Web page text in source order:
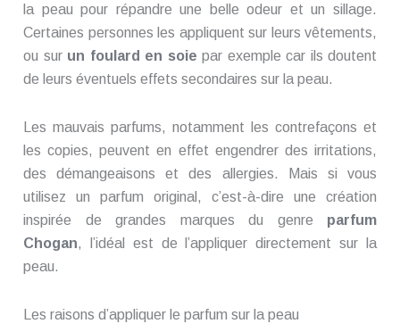
la peau pour répandre une belle odeur et un sillage.
Certaines personnes les appliquent sur leurs vêtements,
ou sur un foulard en soie par exemple car ils doutent
de leurs éventuels effets secondaires sur la peau.
Les mauvais parfums, notamment les contrefaçons et
les copies, peuvent en effet engendrer des irritations,
des démangeaisons et des allergies. Mais si vous
utilisez un parfum original, c’est-à-dire une création
inspirée de grandes marques du genre parfum
Chogan, l’idéal est de l’appliquer directement sur la
peau.
Les raisons d’appliquer le parfum sur la peau